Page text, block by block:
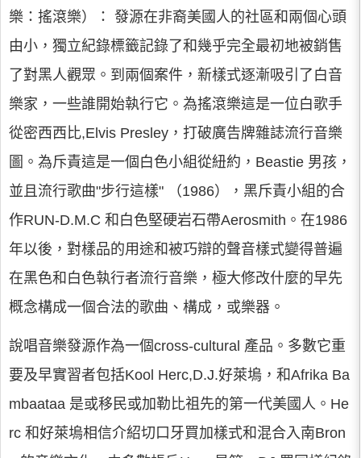
樂：搖滾樂）： 發源在非裔美國人的社區和兩個心頭
由小，獨立紀錄標籤記錄了和幾乎完全最初地被銷售
了對黑人觀眾。到兩個案件，新樣式逐漸吸引了白音
樂家，一些誰開始執行它。為搖滾樂這是一位白歌手
從密西西比,Elvis Presley，打破廣告牌雜誌流行音樂
圖。為斥責這是一個白色小組從紐約，Beastie 男孩，
並且流行歌曲"步行這樣" （1986），黑斥責小組的合
作RUN-D.M.C 和白色堅硬岩石帶Aerosmith。在1986
年以後，對樣品的用途和被巧辯的聲音樣式變得普遍
在黑色和白色執行者流行音樂，極大修改什麼的早先
概念構成一個合法的歌曲、構成，或樂器。
說唱音樂發源作為一個cross-cultural 產品。多數它重
要及早實習者包括Kool Herc,D.J.好萊塢，和Afrika Ba
mbaataa 是或移民或加勒比祖先的第一代美國人。He
rc 和好萊塢相信介紹切口牙買加樣式和混合入南Bron